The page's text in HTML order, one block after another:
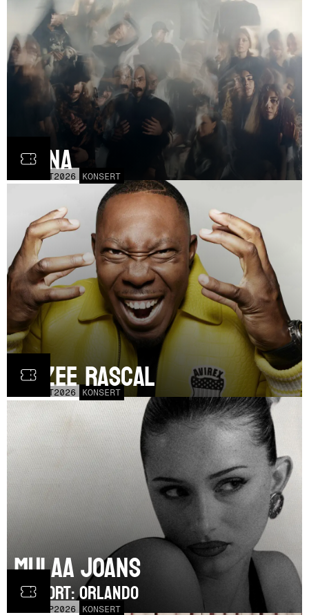
OCT2026 KONSERT
Fauna
OCT2026 KONSERT
Dizzee Rascal
SEP2026 KONSERT
Mulaa Joans
SUPPORT: Orlando